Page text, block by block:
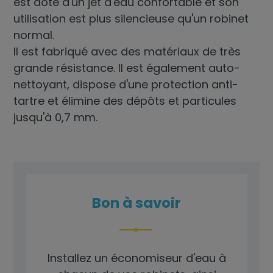
utilisation est plus silencieuse qu'un robinet
normal.
Il est fabriqué avec des matériaux de très
grande résistance. Il est également auto-
nettoyant, dispose d'une protection anti-
tartre et élimine des dépôts et particules
jusqu'à 0,7 mm.
Bon à savoir
Installez un économiseur d'eau à